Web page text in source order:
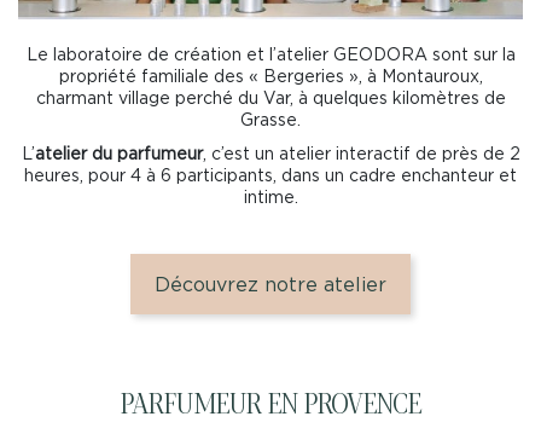
Le laboratoire de création et l’atelier GEODORA sont sur la
propriété familiale des « Bergeries », à Montauroux,
charmant village perché du Var, à quelques kilomètres de
Grasse.
L’atelier du parfumeur, c’est un atelier interactif de près de 2
heures, pour 4 à 6 participants, dans un cadre enchanteur et
intime.
Découvrez notre atelier
PARFUMEUR EN PROVENCE